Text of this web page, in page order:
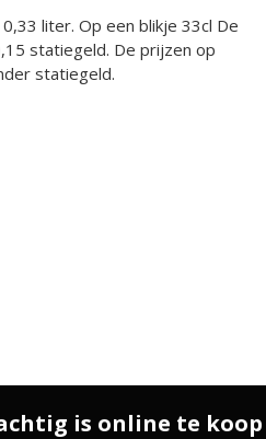
liter. Op een blikje 33cl De
statiegeld. De prijzen op
statiegeld.
is online te koop